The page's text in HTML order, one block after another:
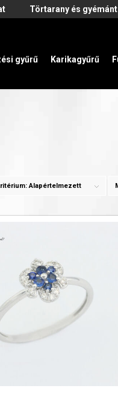
Törtarany és
gyűrű Karikagyűrű
Alapértelmezett